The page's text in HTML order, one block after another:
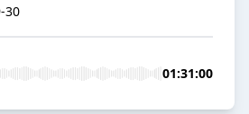
30
01:31:00